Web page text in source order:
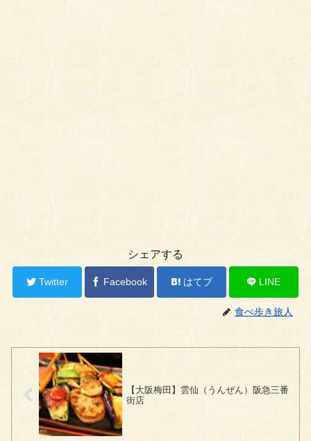
シェアする
Twitter Facebook はてブ LINE
食べ歩き旅人
【大阪梅田】雲仙（うんぜん）阪急三番
街店